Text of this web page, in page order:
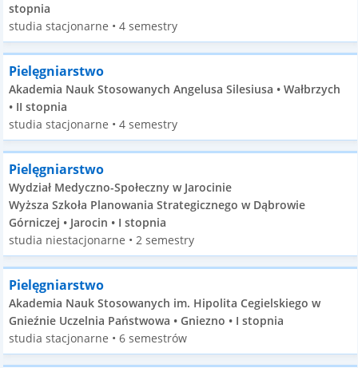
stopnia
studia stacjonarne • 4 semestry
Pielęgniarstwo
Akademia Nauk Stosowanych Angelusa Silesiusa • Wałbrzych
• II stopnia
studia stacjonarne • 4 semestry
Pielęgniarstwo
Wydział Medyczno-Społeczny w Jarocinie
Wyższa Szkoła Planowania Strategicznego w Dąbrowie
Górniczej • Jarocin • I stopnia
studia niestacjonarne • 2 semestry
Pielęgniarstwo
Akademia Nauk Stosowanych im. Hipolita Cegielskiego w
Gnieźnie Uczelnia Państwowa • Gniezno • I stopnia
studia stacjonarne • 6 semestrów